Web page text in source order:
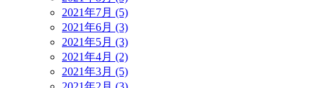
2021年7月 (5)
2021年6月 (3)
2021年5月 (3)
2021年4月 (2)
2021年3月 (5)